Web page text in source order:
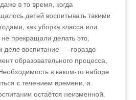
в то время, когда
детей воспитывать такими
как уборка класса или
прекращали делать это,
деле воспитание — гораздо
образовательного процесса,
в каком-то наборе
с течением времени, а
остаётся неизменной.